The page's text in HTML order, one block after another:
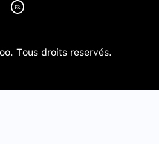
Tous droits reservés.